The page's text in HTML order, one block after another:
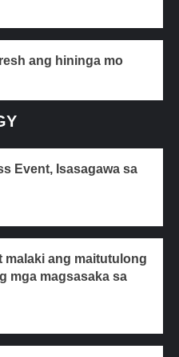
ang hininga mo
Event, Isasagawa sa
malaki ang maitutulong
mga magsasaka sa